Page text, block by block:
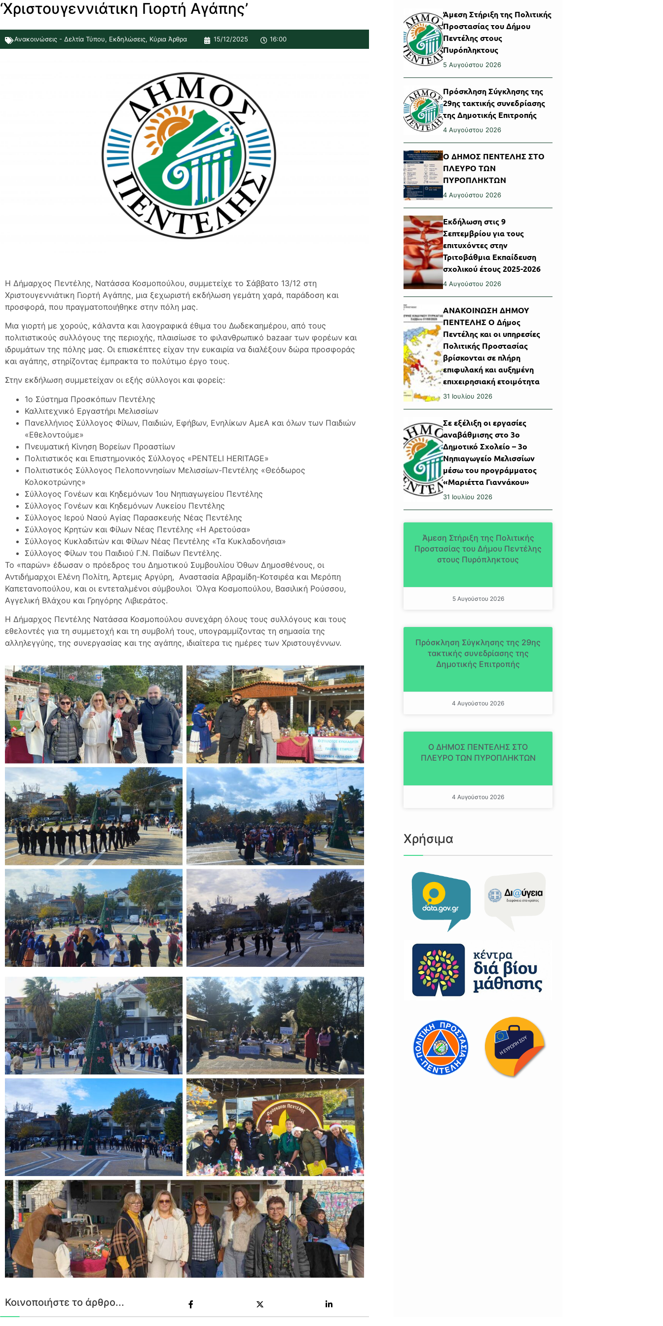
‘Χριστουγεννιάτικη Γιορτή Αγάπης’
Ανακοινώσεις - Δελτία Τύπου, Εκδηλώσεις, Κύρια Άρθρα 15/12/2025 16:00
Η Δήμαρχος Πεντέλης, Νατάσσα Κοσμοπούλου, συμμετείχε το Σάββατο 13/12 στη
Χριστουγεννιάτικη Γιορτή Αγάπης, μια ξεχωριστή εκδήλωση γεμάτη χαρά, παράδοση και
προσφορά, που πραγματοποιήθηκε στην πόλη μας.
Μια γιορτή με χορούς, κάλαντα και λαογραφικά έθιμα του Δωδεκαημέρου, από τους
πολιτιστικούς συλλόγους της περιοχής, πλαισίωσε το φιλανθρωπικό bazaar των φορέων και
ιδρυμάτων της πόλης μας. Οι επισκέπτες είχαν την ευκαιρία να διαλέξουν δώρα προσφοράς
και αγάπης, στηρίζοντας έμπρακτα το πολύτιμο έργο τους.
Στην εκδήλωση συμμετείχαν οι εξής σύλλογοι και φορείς:
1ο Σύστημα Προσκόπων Πεντέλης
Καλλιτεχνικό Εργαστήρι Μελισσίων
Πανελλήνιος Σύλλογος Φίλων, Παιδιών, Εφήβων, Ενηλίκων ΑμεΑ και όλων των Παιδιών
«Εθελοντούμε»
Πνευματική Κίνηση Βορείων Προαστίων
Πολιτιστικός και Επιστημονικός Σύλλογος «PENTELI HERITAGE»
Πολιτιστικός Σύλλογος Πελοποννησίων Μελισσίων-Πεντέλης «Θεόδωρος
Κολοκοτρώνης»
Σύλλογος Γονέων και Κηδεμόνων 1ου Νηπιαγωγείου Πεντέλης
Σύλλογος Γονέων και Κηδεμόνων Λυκείου Πεντέλης
Σύλλογος Ιερού Ναού Αγίας Παρασκευής Νέας Πεντέλης
Σύλλογος Κρητών και Φίλων Νέας Πεντέλης «Η Αρετούσα»
Σύλλογος Κυκλαδιτών και Φίλων Νέας Πεντέλης «Τα Κυκλαδονήσια»
Σύλλογος Φίλων του Παιδιού Γ.Ν. Παίδων Πεντέλης.
Το «παρών» έδωσαν ο πρόεδρος του Δημοτικού Συμβουλίου Όθων Δημοσθένους, οι
Αντιδήμαρχοι Ελένη Πολίτη, Άρτεμις Αργύρη, Αναστασία Αβραμίδη-Κοτσιρέα και Μερόπη
Καπετανοπούλου, και οι εντεταλμένοι σύμβουλοι Όλγα Κοσμοπούλου, Βασιλική Ρούσσου,
Αγγελική Βλάχου και Γρηγόρης Λιβιεράτος.
Η Δήμαρχος Πεντέλης Νατάσσα Κοσμοπούλου συνεχάρη όλους τους συλλόγους και τους
εθελοντές για τη συμμετοχή και τη συμβολή τους, υπογραμμίζοντας τη σημασία της
αλληλεγγύης, της συνεργασίας και της αγάπης, ιδιαίτερα τις ημέρες των Χριστουγέννων.
Κοινοποιήστε το άρθρο...
Άμεση Στήριξη της Πολιτικής
Προστασίας του Δήμου
Πεντέλης στους
Πυρόπληκτους
5 Αυγούστου 2026
Πρόσκληση Σύγκλησης της
29ης τακτικής συνεδρίασης
της Δημοτικής Επιτροπής
4 Αυγούστου 2026
Ο ΔΗΜΟΣ ΠΕΝΤΕΛΗΣ ΣΤΟ
ΠΛΕΥΡΟ ΤΩΝ
ΠΥΡΟΠΛΗΚΤΩΝ
4 Αυγούστου 2026
Εκδήλωση στις 9
Σεπτεμβρίου για τους
επιτυχόντες στην
Τριτοβάθμια Εκπαίδευση
σχολικού έτους 2025-2026
4 Αυγούστου 2026
ΑΝΑΚΟΙΝΩΣΗ ΔΗΜΟΥ
ΠΕΝΤΕΛΗΣ Ο Δήμος
Πεντέλης και οι υπηρεσίες
Πολιτικής Προστασίας
βρίσκονται σε πλήρη
επιφυλακή και αυξημένη
επιχειρησιακή ετοιμότητα
31 Ιουλίου 2026
Σε εξέλιξη οι εργασίες
αναβάθμισης στο 3ο
Δημοτικό Σχολείο – 3ο
Νηπιαγωγείο Μελισσίων
μέσω του προγράμματος
«Μαριέττα Γιαννάκου»
31 Ιουλίου 2026
Άμεση Στήριξη της Πολιτικής
Προστασίας του Δήμου Πεντέλης
στους Πυρόπληκτους
5 Αυγούστου 2026
Πρόσκληση Σύγκλησης της 29ης
τακτικής συνεδρίασης της
Δημοτικής Επιτροπής
4 Αυγούστου 2026
Ο ΔΗΜΟΣ ΠΕΝΤΕΛΗΣ ΣΤΟ
ΠΛΕΥΡΟ ΤΩΝ ΠΥΡΟΠΛΗΚΤΩΝ
4 Αυγούστου 2026
Χρήσιμα